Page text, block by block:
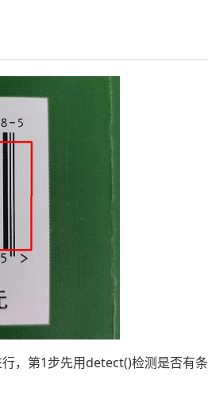
，第1步先用detect()检测是否有条